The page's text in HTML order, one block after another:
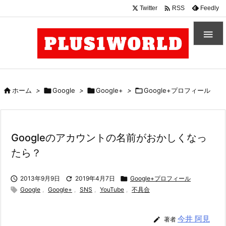

Twitter  RSS Feedly
ホーム > Google > Google+ > Google+プロフィール
Googleのアカウントの名前がおかしくなっ
たら？
 2013年9月9日  2019年4月7日  Google+プロフィール
 Google , Google+ , SNS , YouTube , 不具合
 著者 今井 阿見